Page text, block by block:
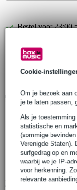
Cookie-
Om je bezoek aan
je te laten passen,
Als je toestemming
statistische en
(sommige
Verenigde Staten).
surfgedrag op en
waarbij we je IP-
voor herkenning.
relevante
Bestel voor 23:00
3 jaar Bax Music
Gratis ophalen
blacklight-lamp
voor: Showtec
E40 lampvoet
Bekijk alle